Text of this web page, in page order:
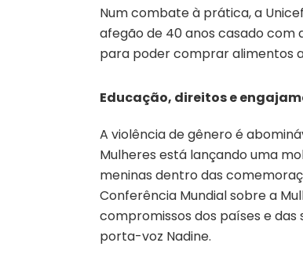
Num combate à prática, a
afegão de 40 anos casado com
para poder comprar alimentos
Educação, direitos e
A violência de gênero é
Mulheres está lançando uma
meninas dentro das
Conferência Mundial sobre a
compromissos dos países e das
porta-voz Nadine.